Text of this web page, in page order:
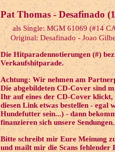
Pat Thomas - Desafinado
als Single: MGM 61069 (#14
Original: Desafinado - Joao
Die Hitparadennotierungen (#)
Verkaufshitparade.
Achtung: Wir nehmen am
Die abgebildeten CD-Cover sind
Ihr auf eines der CD-Cover
diesen Link etwas bestellen - egal
Hundefutter sein...) - dann
finanzieren sich unsere
Bitte schreibt mir Eure Meinung
und mailt mir die Scans fehlender